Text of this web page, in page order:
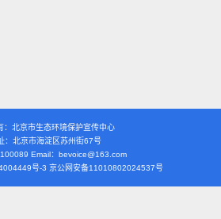
：北京市生态环境保护宣传中心
：北京市海淀区苏州街67号
Email：bevoice@163.com
号-3 京公网安备11010802024537号